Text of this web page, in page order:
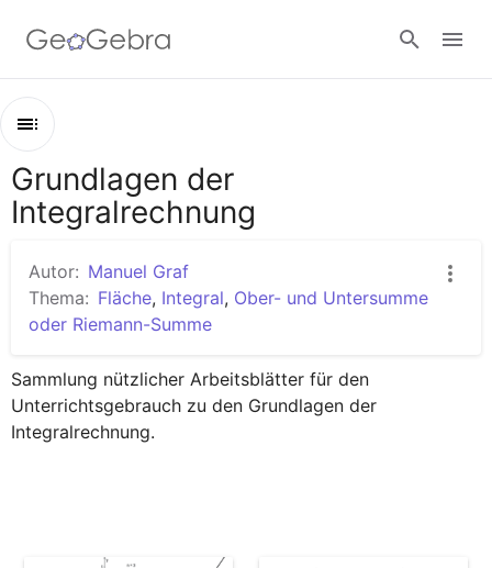
Google Classroom
GeoGebra Classroom
Kapitel
Grundlagen der Integralrechnung
Riemannsumme 1
Fläche Stammfunktion 1
Fläche Stammfunktion 2
Fläche zwischen zwei Funktionsgraphen
Grundlagen der
Integralrechnung
Autor: Manuel Graf
Thema: Fläche, Integral, Ober- und Untersumme
oder Riemann-Summe
Sammlung nützlicher Arbeitsblätter für den
Unterrichtsgebrauch zu den Grundlagen der
Integralrechnung.